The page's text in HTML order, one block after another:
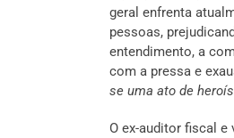
geral enfrenta
pessoas,
entendimento, a
com a pressa e
se uma ato de
O ex-auditor fiscal e